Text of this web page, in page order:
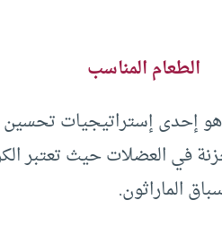
الطعام المناسب
إحدى إستراتيجيات تحسين
في العضلات حيث تعتبر
الماراثون.